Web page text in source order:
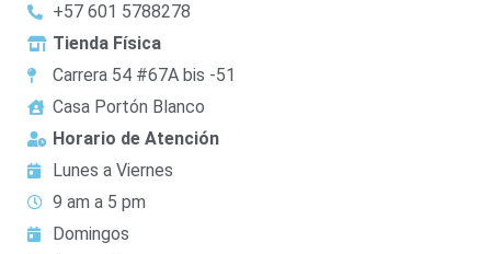
+57 601 5788278
Tienda Física
Carrera 54 #67A bis -51
Casa Portón Blanco
Horario de Atención
Lunes a Viernes
9 am a 5 pm
Domingos